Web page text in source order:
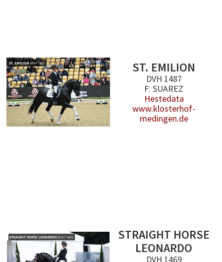
ST. EMILION
DVH 1487
F: SUAREZ
Hestedata
www.klosterhof-
medingen.de
STRAIGHT HORSE
LEONARDO
DVH 1469